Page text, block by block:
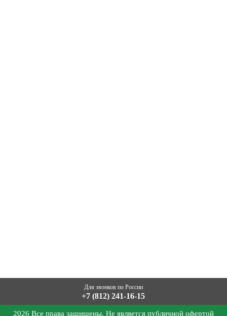
Для звонков по России
+7 (812) 241-16-15
2026 Все права защищены. Не является публичной офертой